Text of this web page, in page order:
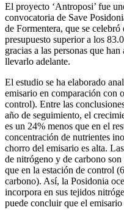
El proyecto ‘Antroposi’ fue
convocatoria de Save
de Formentera, que se
presupuesto superior a los
gracias a las personas que
llevarlo adelante.
El estudio se ha elaborado
emisario en comparación con
control). Entre las
año de seguimiento, el
es un 24% menos que en el
concentración de nutrientes
chorro del emisario es alta.
de nitrógeno y de carbono
que en la estación de control
carbono). Así, la Posidonia
incorpora en sus tejidos
puede concluir que el